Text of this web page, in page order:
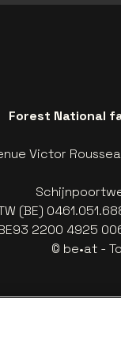
Forest National
Victor
(BE)
2200 4925
© be•at -